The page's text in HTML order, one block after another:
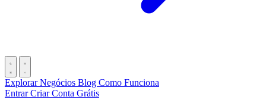
Explorar Negócios Blog Como Funciona
EntrarCriar Conta Grátis